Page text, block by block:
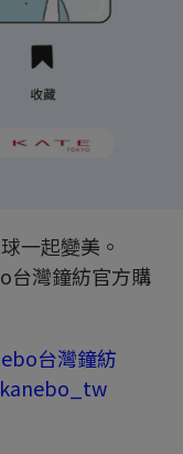
一起變美。
台灣鐘紡官方購
台灣鐘紡